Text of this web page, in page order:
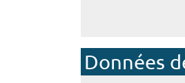
Données